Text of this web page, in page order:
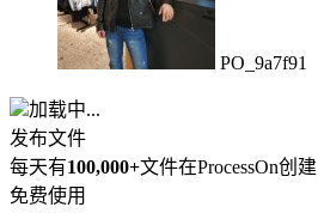
PO_9a7f91
加载中...
发布文件
每天有100,000+文件在ProcessOn创建
免费使用